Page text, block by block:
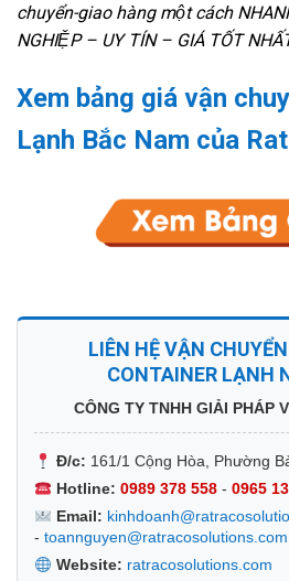
chuyển-giao hàng một cách
NGHIỆP – UY TÍN – GIÁ TỐT
Xem bảng giá vận
Lạnh Bắc Nam của
LIÊN HỆ VẬN
CONTAINER LẠNH
CÔNG TY TNHH GIẢI PHÁP
Đ/c: 161/1 Cộng Hòa, Phường
Hotline: 0989 378 558- 0965
Email:
- toannguyen@ratracosolutions.com
Website: ratracosolutions.com